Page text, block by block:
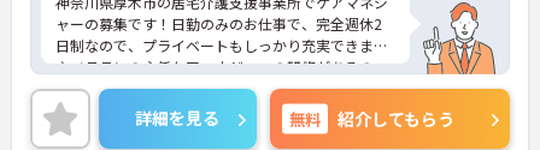
ャーの募集です！日勤のみのお仕事で、完全週休2
日制なので、プライベートもしっかり充実できます
♪ベテランの主任ケアマネジャーの研修があるの
で、未経験の方でも安心です！ご興味のある方は、
面接ポイントをお伝えしますので、お気軽にご連絡
ください。
詳細を見る 無料 紹介してもらう